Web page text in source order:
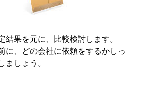
結果を元に、比較検討します。
に、どの会社に依頼をするかしっ
しょう。